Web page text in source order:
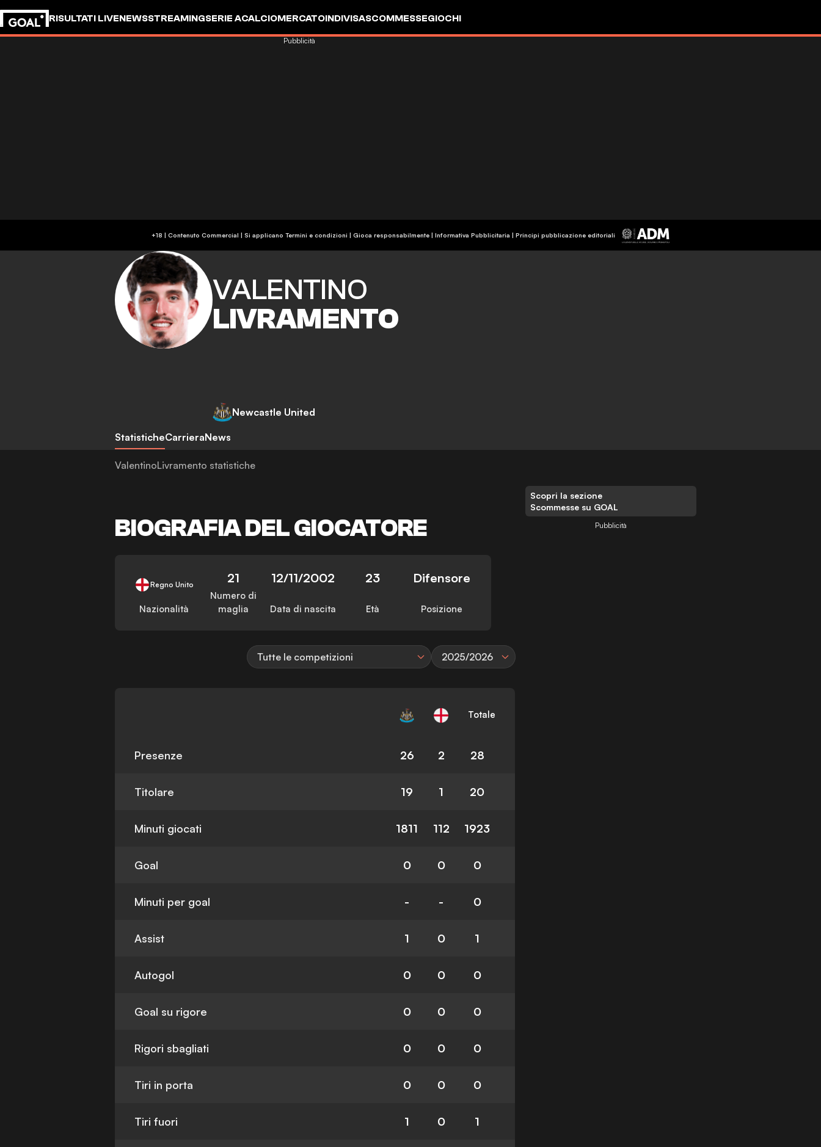
RISULTATI LIVENEWSSTREAMINGSERIE ACALCIOMERCATOINDIVISASCOMMESSEGIOCHI
+18 | Contenuto Commercial | Si applicano Termini e condizioni | Gioca responsabilmente| Informativa Pubblicitaria | Principi pubblicazione editoriali
Pubblicità
VALENTINO
LIVRAMENTO
Newcastle United
StatisticheCarrieraNews
ValentinoLivramento statistiche
BIOGRAFIA DEL GIOCATORE
Regno Unito
Nazionalità
21
Numero di
maglia
12/11/2002
Data di nascita
23
Età
Difensore
Posizione
Tutte le competizioni 2025/2026
Totale
Presenze 26 2 28
Titolare 19 1 20
Minuti giocati 1811 112 1923
Goal 0 0 0
Minuti per goal - - 0
Assist 1 0 1
Autogol 0 0 0
Goal su rigore 0 0 0
Rigori sbagliati 0 0 0
Tiri in porta 0 0 0
Tiri fuori 1 0 1
Scopri la sezione
Scommesse su GOAL
Pubblicità